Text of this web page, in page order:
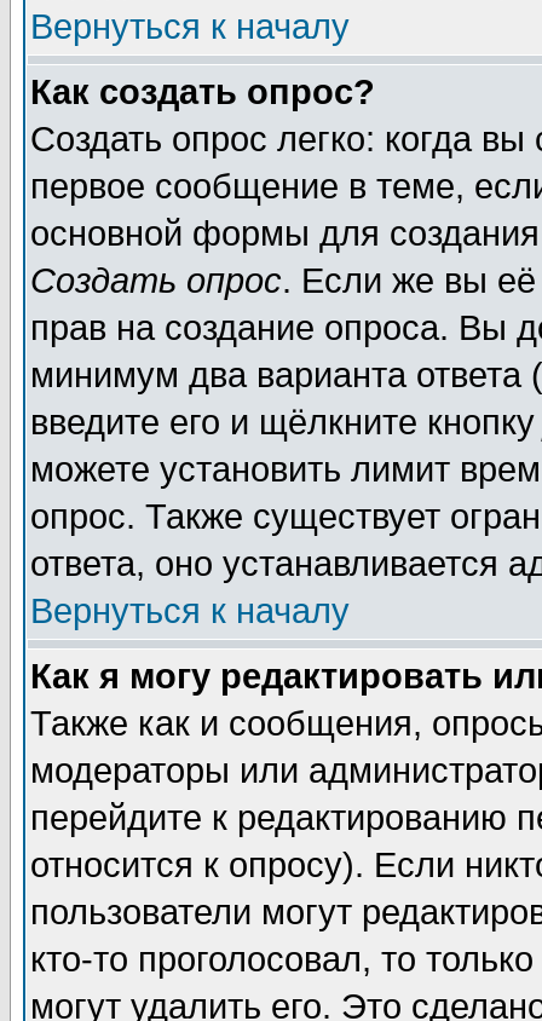
Вернуться к началу
Как создать опрос?
Создать опрос легко: когда
первое сообщение в теме,
основной формы для
Создать опрос. Если же вы её
прав на создание опроса. Вы
минимум два варианта ответа
введите его и щёлкните
можете установить лимит
опрос. Также существует
ответа, оно устанавливается
Вернуться к началу
Как я могу редактировать
Также как и сообщения,
модераторы или
перейдите к редактированию
относится к опросу). Если
пользователи могут
кто-то проголосовал, то
могут удалить его. Это